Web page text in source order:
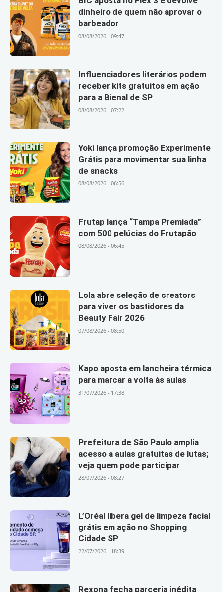
dinheiro de quem não aprovar o
barbeador
08/08/2026 - 09:47
Influenciadores literários podem
receber kits gratuitos em ação
para a Bienal de SP
08/08/2026 - 07:22
Yoki lança promoção Experimente
Grátis para movimentar sua linha
de snacks
08/08/2026 - 06:56
Frutap lança “Tampa Premiada”
com 500 pelúcias do Frutapão
08/08/2026 - 06:45
Lola abre seleção de creators
para viver os bastidores da
Beauty Fair 2026
07/08/2026 - 08:50
Kapo aposta em lancheira térmica
para marcar a volta às aulas
31/07/2026 - 17:38
Prefeitura de São Paulo amplia
acesso a aulas gratuitas de lutas;
veja quem pode participar
28/07/2026 - 08:27
L’Oréal libera gel de limpeza facial
grátis em ação no Shopping
Cidade SP
22/07/2026 - 18:39
Rexona fecha parceria inédita